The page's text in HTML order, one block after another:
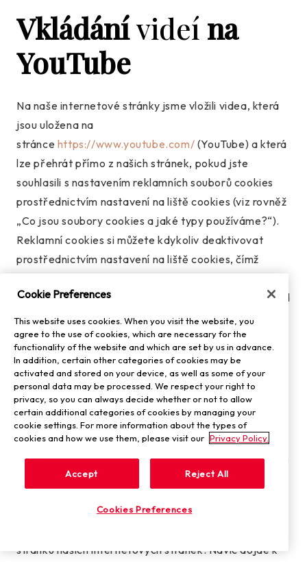
Vkládánívideí na
YouTube
Na naše internetové stránky jsme vložili videa, která
jsou uložena na
stránce https://www.youtube.com/ (YouTube) a která
lze přehrát přímo z našich stránek, pokud jste
souhlasili s nastavením reklamních souborů cookies
prostřednictvím nastavení na liště cookies (viz rovněž
„Co jsou soubory cookies a jaké typy používáme?“).
Reklamní cookies si můžete kdykoliv deaktivovat
prostřednictvím nastavení na liště cookies, čímž
odvoláte dříve udělený souhlas. Odvolání souhlasu
nemá vliv na zákonnost zpracování provedeného před
tímto odvoláním.
Videa jsou navíc vložena v „modu posíleného
soukromí“, což znamená, že pokud si videa
nepřehrajete, nebudou o vás jako o uživateli
společnosti YouTube přenášeny žádné údaje.
K přenosu údajů uvedených v předchozích odstavcích
dojde pouze tehdy, když si videa přehrajete. Na tento
přenos údajů nemáme vliv.
Pokud navštívíte naše internetové stránky, YouTube
stránku našich internetových stránek. Navíc dojde k
Cookie Preferences
This website uses cookies. When you visit the website, you
agree to the use of cookies, which are necessary for the
functionality of the website and which are set by us in advance.
In addition, certain other categories of cookies may be
activated and stored on your device, as well as some of your
personal data may be processed. We respect your right to
privacy, so you can always decide whether or not to allow
certain additional categories of cookies by managing your
cookie settings. For more information about the types of
cookies and how we use them, please visit our Privacy Policy.
Accept Reject All
Cookies Preferences